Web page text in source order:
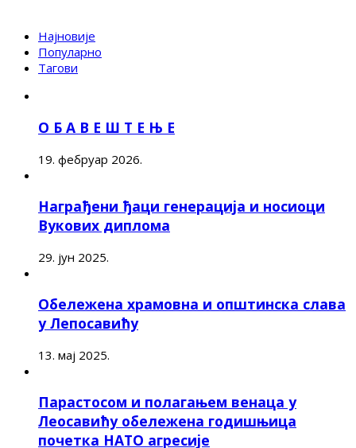
Најновије
Популарно
Тагови
О Б А В Е Ш Т Е Њ Е
19. фебруар 2026.
Награђени ђаци генерација и носиоци
Вукових диплома
29. јун 2025.
Обележена храмовна и општинска слава
у Лепосавићу
13. мај 2025.
Парастосом и полагањем венаца у
Леосавићу обележена годишњица
почетка НАТО агресије